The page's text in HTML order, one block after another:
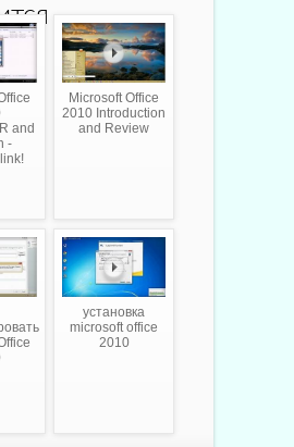
and
-
Microsoft Office
2010 Introduction
and Review
установка
microsoft office
2010